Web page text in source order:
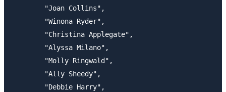
        "Joan Collins",
        "Winona Ryder",
        "Christina Applegate",
        "Alyssa Milano",
        "Molly Ringwald",
        "Ally Sheedy",
        "Debbie Harry",